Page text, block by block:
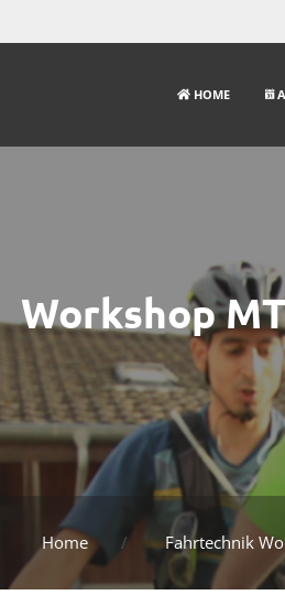
HOME
Workshop
Home Fahrtechnik